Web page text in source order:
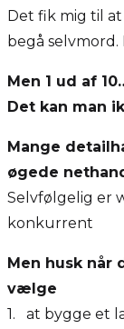
Det fik mig til
begå
Men 1 ud af
Det kan man
Mange
øgede
Selvfølgelig er
konkurrent
Men husk når
vælge
1. at bygge et